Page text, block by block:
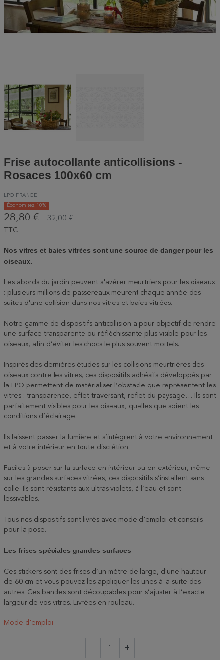
Frise autocollante anticollisions -
Rosaces 100x60 cm
LPO FRANCE
Économisez 10%
28,80 € 32,00 €
TTC
Nos vitres et baies vitrées sont une source de danger pour les
oiseaux.
Les abords du jardin peuvent s'avérer meurtriers pour les oiseaux
: plusieurs millions de passereaux meurent chaque année des
suites d'une collision dans nos vitres et baies vitrées.
Notre gamme de dispositifs anticollision a pour objectif de rendre
une surface transparente ou réfléchissante plus visible pour les
oiseaux, afin d’éviter les chocs le plus souvent mortels.
Inspirés des dernières études sur les collisions meurtrières des
oiseaux contre les vitres, ces dispositifs adhésifs développés par
la LPO permettent de matérialiser l’obstacle que représentent les
vitres : transparence, effet traversant, reflet du paysage… Ils sont
parfaitement visibles pour les oiseaux, quelles que soient les
conditions d’éclairage.
Ils laissent passer la lumière et s’intègrent à votre environnement
et à votre intérieur en toute discrétion.
Faciles à poser sur la surface en intérieur ou en extérieur, même
sur les grandes surfaces vitrées, ces dispositifs s’installent sans
colle. Ils sont résistants aux ultras violets, à l’eau et sont
lessivables.
Tous nos dispositifs sont livrés avec mode d'emploi et conseils
pour la pose.
Les frises spéciales grandes surfaces
Ces stickers sont des frises d’un mètre de large, d'une hauteur
de 60 cm et vous pouvez les appliquer les unes à la suite des
autres. Ces bandes sont découpables pour s’ajuster à l’exacte
largeur de vos vitres. Livrées en rouleau.
Mode d'emploi
- +